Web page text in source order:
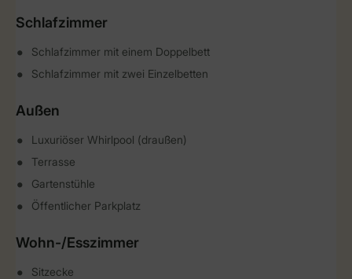
Schlafzimmer
Schlafzimmer mit einem Doppelbett
Schlafzimmer mit zwei Einzelbetten
Außen
Luxuriöser Whirlpool (draußen)
Terrasse
Gartenstühle
Öffentlicher Parkplatz
Wohn-/Esszimmer
Sitzecke